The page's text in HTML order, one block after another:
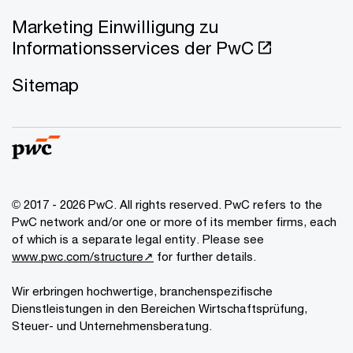
Marketing Einwilligung zu
Informationsservices der PwC
Sitemap
© 2017 - 2026 PwC. All rights reserved. PwC refers to the
PwC network and/or one or more of its member firms, each
of which is a separate legal entity. Please see
www.pwc.com/structure↗ for further details.
Wir erbringen hochwertige, branchenspezifische
Dienstleistungen in den Bereichen Wirtschaftsprüfung,
Steuer- und Unternehmensberatung.